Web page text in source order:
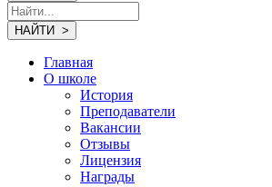
Главная
О школе
История
Преподаватели
Вакансии
Отзывы
Лицензия
Награды